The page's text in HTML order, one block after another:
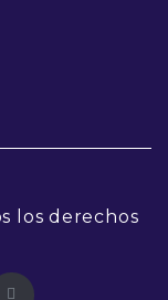
los derechos